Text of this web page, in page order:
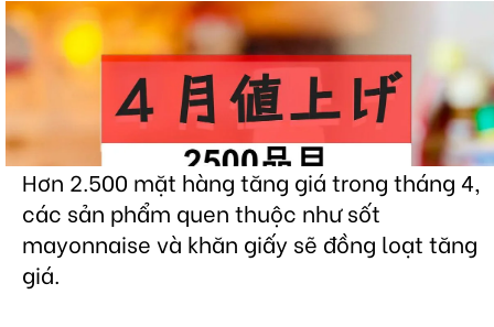
Hơn 2.500 mặt hàng tăng giá trong tháng 4,
các sản phẩm quen thuộc như sốt
mayonnaise và khăn giấy sẽ đồng loạt tăng
giá.